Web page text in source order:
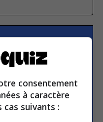
consentement
à caractère
cas suivants :